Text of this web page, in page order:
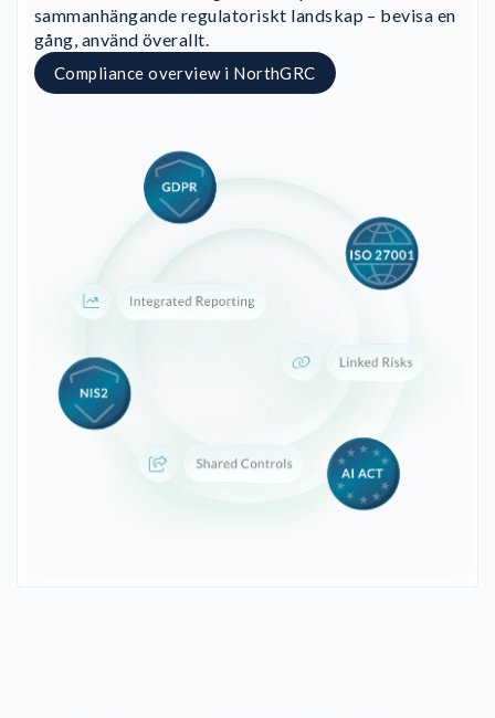
sammanhängande regulatoriskt landskap – bevisa en
gång, använd överallt.
Compliance overview i NorthGRC